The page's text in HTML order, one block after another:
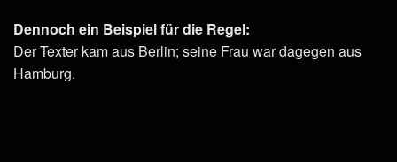
Dennoch ein Beispiel für die Regel:
Der Texter kam aus Berlin; seine Frau war dagegen aus
Hamburg.